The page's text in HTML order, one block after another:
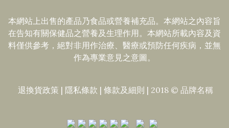
本網站上出售的產品乃食品或營養補充品。本網站之內容旨
在告知有關保健品之營養及生理作用。本網站所載內容及資
料僅供參考，絕對非用作治療、醫療或預防任何疾病，並無
作為專業意見之意圖。
退換貨政策 | 隱私條款 |​ 條款及細則 | 2018 © 品牌名稱